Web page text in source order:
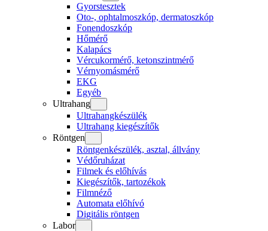
Gyorstesztek
Oto-, ophtalmoszkóp, dermatoszkóp
Fonendoszkóp
Hőmérő
Kalapács
Vércukormérő, ketonszintmérő
Vérnyomásmérő
EKG
Egyéb
Ultrahang
Ultrahangkészülék
Ultrahang kiegészítők
Röntgen
Röntgenkészülék, asztal, állvány
Védőruházat
Filmek és előhívás
Kiegészítők, tartozékok
Filmnéző
Automata előhívó
Digitális röntgen
Labor